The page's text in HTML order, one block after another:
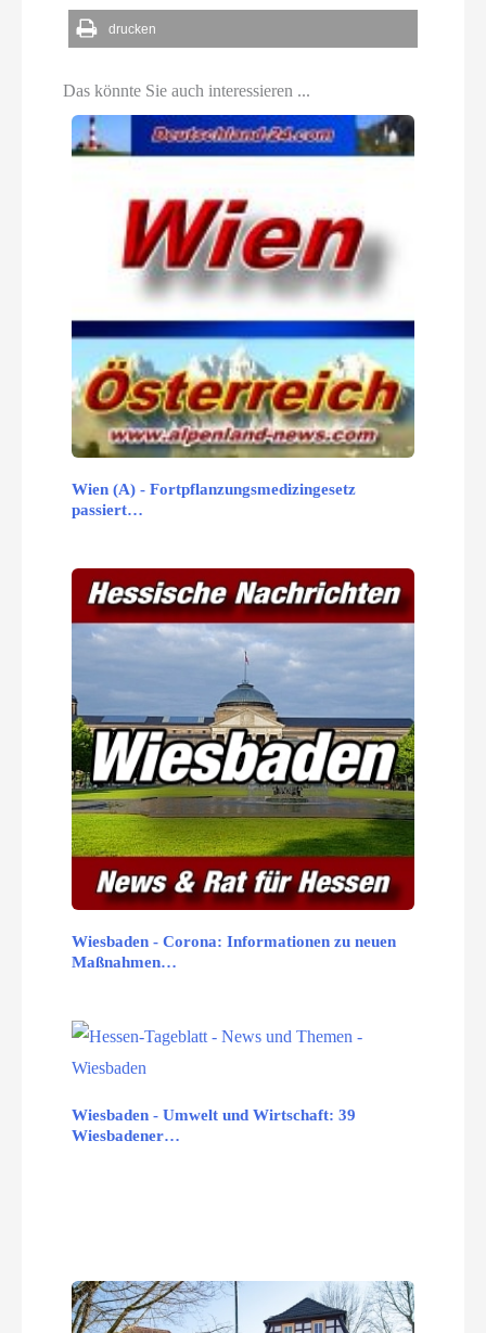
drucken
Das könnte Sie auch interessieren ...
Wien (A) - Fortpflanzungsmedizingesetz
passiert…
Wiesbaden - Corona: Informationen zu neuen
Maßnahmen…
Wiesbaden - Umwelt und Wirtschaft: 39
Wiesbadener…